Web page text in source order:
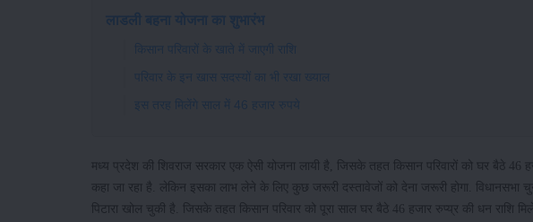
लाडली बहना योजना का शुभारंभ
किसान परिवारों के खाते में जाएगी राशि
परिवार के इन खास सदस्यों का भी रखा ख्याल
इस तरह मिलेंगे साल में 46 हजार रुपये
मध्य प्रदेश की शिवराज सरकार एक ऐसी योजना लायी है, जिसके तहत किसान परिवारों को घर बैठे 46
कहा जा रहा है. लेकिन इसका लाभ लेने के लिए कुछ जरूरी दस्तावेजों को देना जरूरी होगा.
पिटारा खोल चुकी है. जिसके तहत किसान परिवार को पूरा साल घर बैठे 46 हजार रुप्य्र की धन राशि